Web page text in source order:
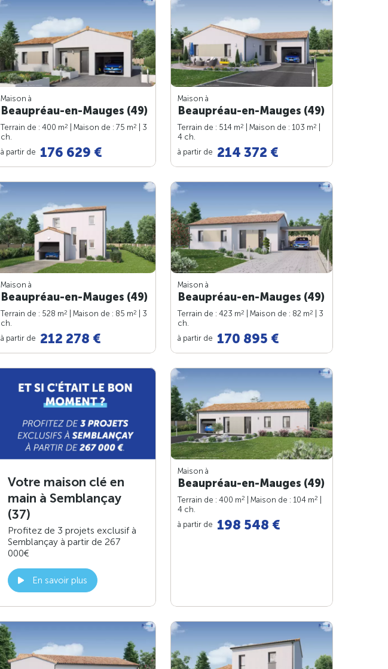
Maison à
Beaupréau-en-Mauges (49)
Terrain de : 400 m2 | Maison de : 75 m2
| 3
ch.
à partir de 176 629 €
Maison à
Beaupréau-en-Mauges (49)
Terrain de : 514 m2 | Maison de : 103 m2
4 ch.
à partir de 214 372 €
Maison à
Beaupréau-en-Mauges (49)
Terrain de : 528 m2 | Maison de : 85 m2
| 3
ch.
à partir de 212 278 €
Maison à
Beaupréau-en-Mauges (49)
Terrain de : 423 m2 | Maison de : 82 m2
| 3
ch.
à partir de 170 895 €
Votre maison clé en
main à Semblançay
(37)
Profitez de 3 projets exclusif à
Semblançay à partir de 267
000€
En savoir plus
Maison à
Beaupréau-en-Mauges (49)
Terrain de : 400 m2 | Maison de : 104 m2
4 ch.
à partir de 198 548 €